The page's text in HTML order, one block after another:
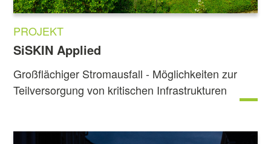
PROJEKT
SiSKIN Applied
Großflächiger Stromausfall - Möglichkeiten zur
Teilversorgung von kritischen Infrastrukturen